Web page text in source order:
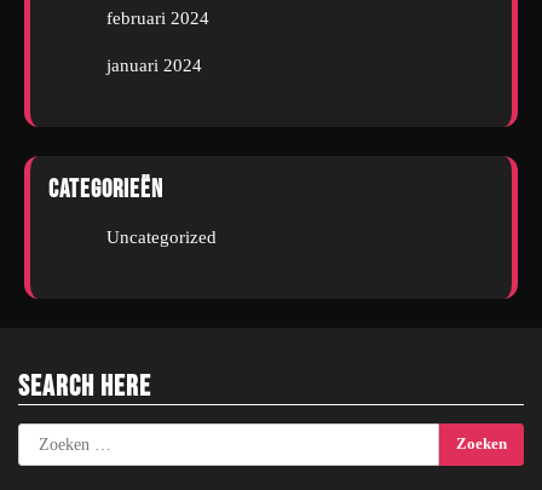
februari 2024
januari 2024
Categorieën
Uncategorized
Search Here
Zoeken
naar: